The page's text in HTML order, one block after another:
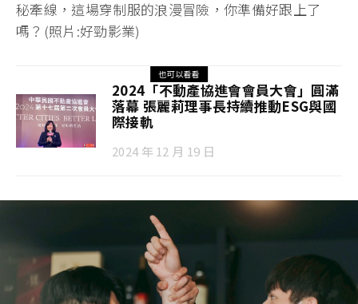
秘牽線，這場穿制服的浪漫冒險，你準備好跟上了
嗎？(照片:好勁影業)
也可以看看
2024「不動產協進會會員大會」圓滿
落幕 張麗莉理事長持續推動ESG與國
際接軌
2024 年 12 月 19 日